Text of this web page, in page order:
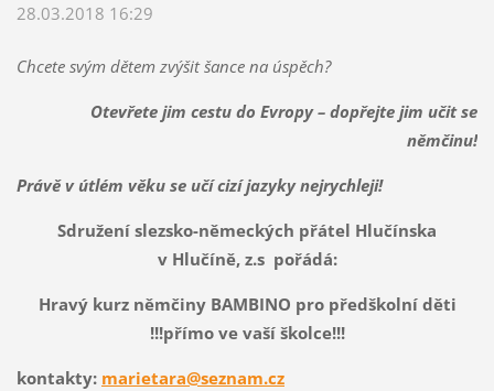
28.03.2018 16:29
Chcete svým dětem zvýšit šance na úspěch?
Otevřete jim cestu do Evropy – dopřejte jim učit se
němčinu!
Právě v útlém věku se učí cizí jazyky nejrychleji!
Sdružení slezsko-německých přátel Hlučínska
v Hlučíně, z.s pořádá:
Hravý kurz němčiny BAMBINO pro předškolní děti
!!!přímo ve vaší školce!!!
kontakty: marietara@seznam.cz